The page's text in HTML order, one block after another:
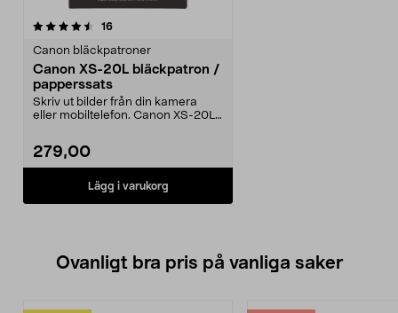
16recensioner
Canon bläckpatroner
Canon XS-20L bläckpatron /
papperssats
Skriv ut bilder från din kamera
eller mobiltelefon. Canon XS-20L
279,00
Lägg i varukorg
Ovanligt bra pris på vanliga saker